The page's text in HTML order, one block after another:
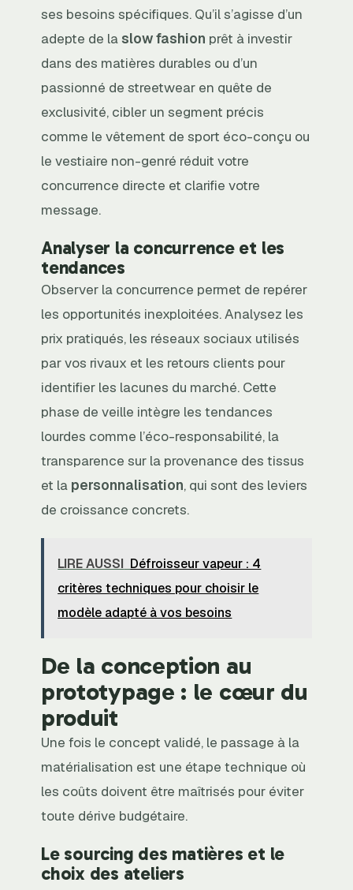
ses besoins spécifiques. Qu’il s’agisse d’un
adepte de la slow fashion prêt à investir
dans des matières durables ou d’un
passionné de streetwear en quête de
exclusivité, cibler un segment précis
comme le vêtement de sport éco-conçu ou
le vestiaire non-genré réduit votre
concurrence directe et clarifie votre
message.
Analyser la concurrence et les
tendances
Observer la concurrence permet de repérer
les opportunités inexploitées. Analysez les
prix pratiqués, les réseaux sociaux utilisés
par vos rivaux et les retours clients pour
identifier les lacunes du marché. Cette
phase de veille intègre les tendances
lourdes comme l’éco-responsabilité, la
transparence sur la provenance des tissus
et la personnalisation, qui sont des leviers
de croissance concrets.
LIRE AUSSI Défroisseur vapeur : 4
critères techniques pour choisir le
modèle adapté à vos besoins
De la conception au
prototypage : le cœur du
produit
Une fois le concept validé, le passage à la
matérialisation est une étape technique où
les coûts doivent être maîtrisés pour éviter
toute dérive budgétaire.
Le sourcing des matières et le
choix des ateliers